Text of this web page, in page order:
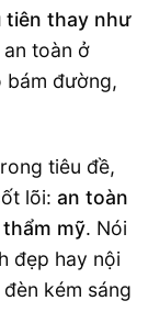
tiên thay như
toàn ở
bám đường,
tiêu đề,
lõi: an toàn
mỹ. Nói
đẹp hay nội
kém sáng